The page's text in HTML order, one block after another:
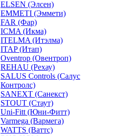
ELSEN (Элсен)
EMMETI (Эммети)
FAR (Фар)
ICMA (Икма)
ITELMA (Итэлма)
ITAP (Итап)
Oventrop (Овентроп)
REHAU (Рехау)
SALUS Controls (Салус
Контролс)
SANEXT (Санекст)
STOUT (Стаут)
Uni-Fitt (Юни-Фитт)
Varmega (Вармега)
WATTS (Ваттс)